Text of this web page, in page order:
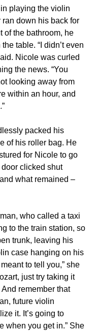
playing the violin
down his back for
of the bathroom, he
table. “I didn’t even
Nicole was curled
the news. “You
looking away from
within an hour, and
packed his
of his roller bag. He
for Nicole to go
clicked shut
what remained –
who called a taxi
to the train station, so
trunk, leaving his
case hanging on his
to tell you,” she
just try taking it
remember that
future violin
it. It’s going to
when you get in.” She